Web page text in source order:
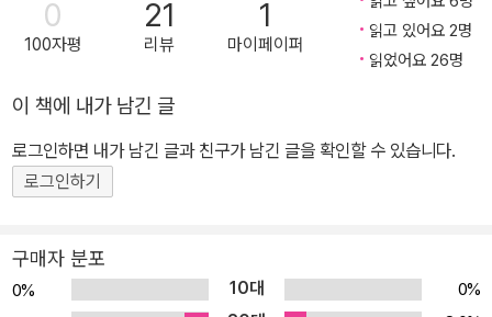
치지향, 의사소통 방식, 대인관계, 사랑 등의 다양한 주제에서 어떤 역
할을 하는지에 대해 연구하고 있다. 하버드대에서 의학을, 캘리포니
으며, 여자의 뇌 상태를 관찰함으로써 호르몬과 신경계의 화학작용이
여자의 심리에 어떤 영향을 미치는지 밝히기 위한 목적으로 설립된
미국 최초의 임상연구소 ‘여성 심리와 호르몬을 위한 클리닉(Wome
부딪히게 되는 문제들과 관련해 많은 여성들을 상담 및 치료하고 있
다. 저자의 첫 책인 『여자의 뇌』는 출간되자마자 전미 언론과 독자들
0
100자평
21
리뷰
1
마이페이퍼
읽고 있어요 2명
읽었어요 26명
이 책에 내가 남긴 글
로그인하면 내가 남긴 글과 친구가 남긴 글을 확인할 수 있습니다.
로그인하기
구매자 분포
0% 10대
0%